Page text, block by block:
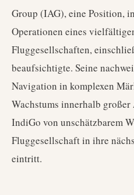
Group (IAG), eine Position,
Operationen eines
Fluggesellschaften,
beaufsichtigte. Seine
Navigation in komplexen
Wachstums innerhalb
IndiGo von unschätzbarem
Fluggesellschaft in ihre
eintritt.